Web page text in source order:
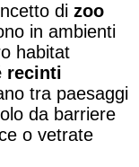
di zoo
in ambienti
habitat
recinti
tra paesaggi
da barriere
o vetrate